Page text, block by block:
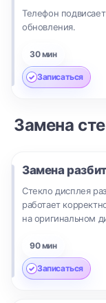
Телефон
обновления.
30 мин
Записаться
Замена
Замена
Стекло дисплея
работает
на оригинальном
90 мин
Записаться